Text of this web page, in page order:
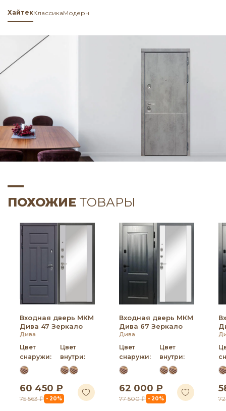
ХайтекКлассикаМодерн
ПОХОЖИЕ ТОВАРЫ
Входная дверь МКМ
Дива 47 Зеркало
Дива
Цвет
снаружи:
Цвет
внутри:
60 450 ₽
75 563 ₽ - 20%
Входная дверь МКМ
Дива 67 Зеркало
Дива
Цвет
снаружи:
Цвет
внутри:
62 000 ₽
77 500 ₽ - 20%